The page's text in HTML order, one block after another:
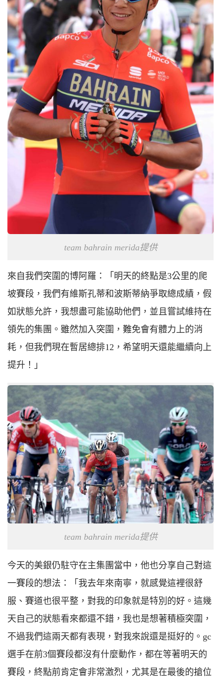
team bahrain merida提供
來自我們突圍的博阿羅：「明天的終點是3公里的爬
坡賽段，我們有維斯孔蒂和波斯蒂納爭取總成績，假
如狀態允許，我想盡可能協助他們，並且嘗試維持在
領先的集團。雖然加入突圍，難免會有體力上的消
耗，但我們現在暫居總排12，希望明天還能繼續向上
提升！」
team bahrain merida提供
今天的美銀仍駐守在主集團當中，他也分享自己對這
一賽段的想法：「我去年來南寧，就感覺這裡很舒
服、賽道也很平整，對我的印象就是特別的好。這幾
天自己的狀態看來都還不錯，我也是想著積極突圍，
不過我們這兩天都有表現，對我來說還是挺好的。gc
選手在前3個賽段都沒有什麼動作，都在等著明天的
賽段，終點前肯定會非常激烈，尤其是在最後的搶位